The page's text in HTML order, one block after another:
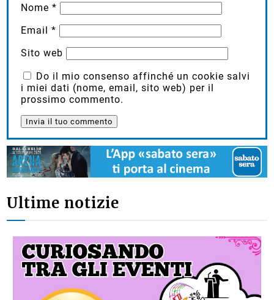
Nome*
Email*
Sito web
Do il mio consenso affinché un cookie salvi
i miei dati (nome, email, sito web) per il
prossimo commento.
Ultime notizie